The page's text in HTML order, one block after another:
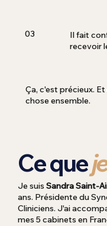
Il fait
recevoir
03
Ça, c'est précieux.
chose ensemble.
Ce que
Je suisSandra Saint-
ans. Présidente du
Cliniciens. J'ai
mes 5 cabinets en